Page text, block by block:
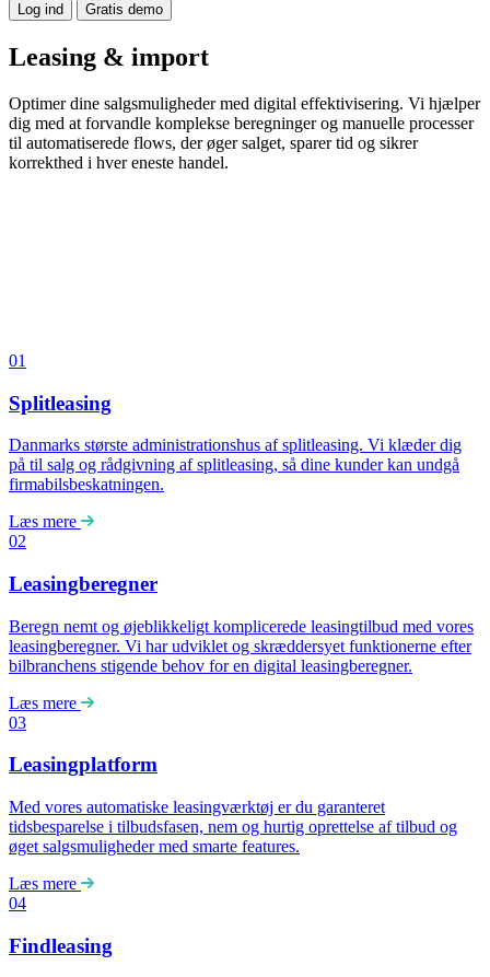
Log ind Gratis demo
Leasing & import
Optimer dine salgsmuligheder med digital effektivisering. Vi hjælper
dig med at forvandle komplekse beregninger og manuelle processer
til automatiserede flows, der øger salget, sparer tid og sikrer
korrekthed i hver eneste handel.
01
Splitleasing
Danmarks største administrationshus af splitleasing. Vi klæder dig
på til salg og rådgivning af splitleasing, så dine kunder kan undgå
firmabilsbeskatningen.
Læs mere
02
Leasingberegner
Beregn nemt og øjeblikkeligt komplicerede leasingtilbud med vores
leasingberegner. Vi har udviklet og skræddersyet funktionerne efter
bilbranchens stigende behov for en digital leasingberegner.
Læs mere
03
Leasingplatform
Med vores automatiske leasingværktøj er du garanteret
tidsbesparelse i tilbudsfasen, nem og hurtig oprettelse af tilbud og
øget salgsmuligheder med smarte features.
Læs mere
04
Findleasing